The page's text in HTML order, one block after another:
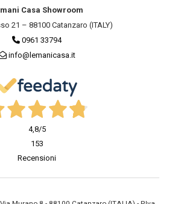
Casa Showroom
21 – 88100 Catanzaro (ITALY)
0961 33794
info@lemanicasa.it
4,8/5
153
Recensioni